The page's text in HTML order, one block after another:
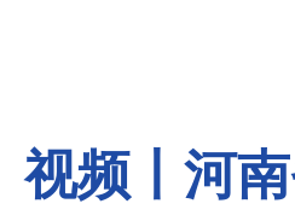
视频丨河